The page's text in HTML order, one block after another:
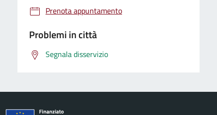
Prenota appuntamento
Problemi in città
Segnala disservizio